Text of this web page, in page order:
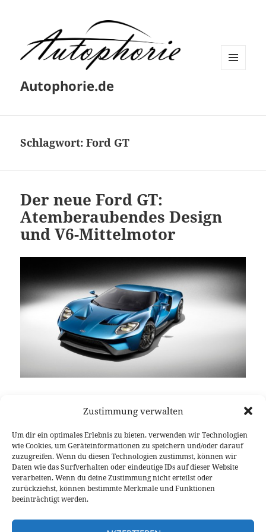
Zustimmung verwalten
Um dir ein optimales Erlebnis zu bieten, verwenden wir Technologien
wie Cookies, um Geräteinformationen zu speichern und/oder darauf
zuzugreifen. Wenn du diesen Technologien zustimmst, können wir
Daten wie das Surfverhalten oder eindeutige IDs auf dieser Website
verarbeiten. Wenn du deine Zustimmung nicht erteilst oder
zurückziehst, können bestimmte Merkmale und Funktionen
beeinträchtigt werden.
Autophorie.de
Schlagwort:Ford GT
Der neue Ford GT:
Atemberaubendes Design
und V6-Mittelmotor
Ford GT zurück. Mit einer von Aerodynamik
atemberaubend genial gut aussieht. Über den
Antrieb kann man sich nun streiten, denn der
verliert leider zwei (wichtige) Zylinder. Trotzdem
soll der Twin-Turbo V6 über 600 PS an das
heckgetriebene Supercar aus Detroit abliefern. Ab